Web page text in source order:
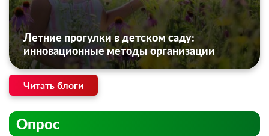
Летние прогулки в детском саду:
инновационные методы организации
Читать блоги
Опрос